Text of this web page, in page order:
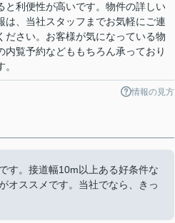
と利便性が高いです。物件の詳しい
は、当社スタッフまでお気軽にご連
ださい。お客様が気になっている物
内覧予約などももちろん承っており
。
情報の見方
す。接道幅10m以上ある好条件な
オススメです。当社でなら、きっ